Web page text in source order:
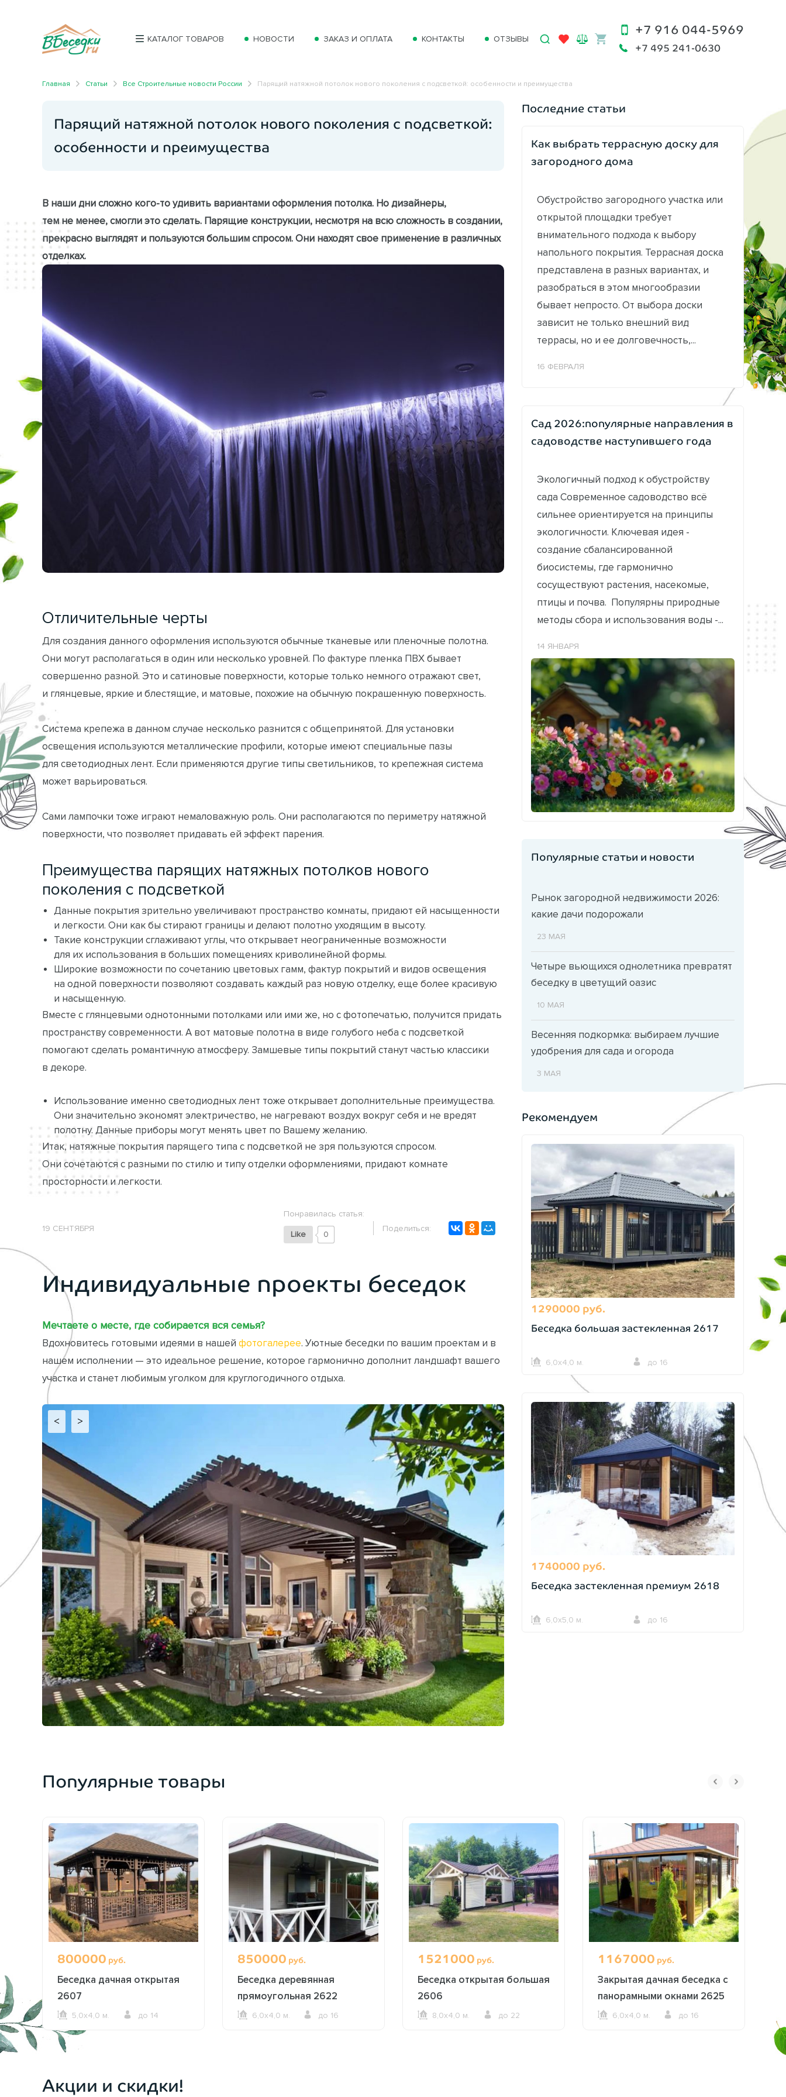
КАТАЛОГ ТОВАРОВ НОВОСТИ ЗАКАЗ И ОПЛАТА КОНТАКТЫ ОТЗЫВЫ
+7 916 044-5969
+7 495 241-0630
Главная Статьи Все Строительные новости России Парящий натяжной потолок нового поколения с подсветкой: особенности и преимущества
Парящий натяжной потолок нового поколения с подсветкой:
особенности и преимущества
В наши дни сложно кого-то удивить вариантами оформления потолка. Но дизайнеры,
тем не менее, смогли это сделать. Парящие конструкции, несмотря на всю сложность в создании,
прекрасно выглядят и пользуются большим спросом. Они находят свое применение в различных
отделках.
Отличительные черты
Для создания данного оформления используются обычные тканевые или пленочные полотна.
Они могут располагаться в один или несколько уровней. По фактуре пленка ПВХ бывает
совершенно разной. Это и сатиновые поверхности, которые только немного отражают свет,
и глянцевые, яркие и блестящие, и матовые, похожие на обычную покрашенную поверхность.
Система крепежа в данном случае несколько разнится с общепринятой. Для установки
освещения используются металлические профили, которые имеют специальные пазы
для светодиодных лент. Если применяются другие типы светильников, то крепежная система
может варьироваться.
Сами лампочки тоже играют немаловажную роль. Они располагаются по периметру натяжной
поверхности, что позволяет придавать ей эффект парения.
Преимущества парящих натяжных потолков нового
поколения с подсветкой
Данные покрытия зрительно увеличивают пространство комнаты, придают ей насыщенности
и легкости. Они как бы стирают границы и делают полотно уходящим в высоту.
Такие конструкции сглаживают углы, что открывает неограниченные возможности
для их использования в больших помещениях криволинейной формы.
Широкие возможности по сочетанию цветовых гамм, фактур покрытий и видов освещения
на одной поверхности позволяют создавать каждый раз новую отделку, еще более красивую
и насыщенную.
Вместе с глянцевыми однотонными потолками или ими же, но с фотопечатью, получится придать
пространству современности. А вот матовые полотна в виде голубого неба с подсветкой
помогают сделать романтичную атмосферу. Замшевые типы покрытий станут частью классики
в декоре.
Использование именно светодиодных лент тоже открывает дополнительные преимущества.
Они значительно экономят электричество, не нагревают воздух вокруг себя и не вредят
полотну. Данные приборы могут менять цвет по Вашему желанию.
Итак, натяжные покрытия парящего типа с подсветкой не зря пользуются спросом.
Они сочетаются с разными по стилю и типу отделки оформлениями, придают комнате
просторности и легкости.
19 СЕНТЯБРЯ
Понравилась статья:
Like 0
Поделиться:
Индивидуальные проекты беседок
Мечтаете о месте, где собирается вся семья?
Вдохновитесь готовыми идеями в нашей фотогалерее. Уютные беседки по вашим проектам и в
нашем исполнении — это идеальное решение, которое гармонично дополнит ландшафт вашего
участка и станет любимым уголком для круглогодичного отдыха.
< >
Последние статьи
Как выбрать террасную доску для
загородного дома
Обустройство загородного участка или
открытой площадки требует
внимательного подхода к выбору
напольного покрытия. Террасная доска
представлена в разных вариантах, и
разобраться в этом многообразии
бывает непросто. От выбора доски
зависит не только внешний вид
террасы, но и ее долговечность,...
16 ФЕВРАЛЯ
Сад 2026:популярные направления в
садоводстве наступившего года
Экологичный подход к обустройству
сада Современное садоводство всё
сильнее ориентируется на принципы
экологичности. Ключевая идея -
создание сбалансированной
биосистемы, где гармонично
сосуществуют растения, насекомые,
птицы и почва. Популярны природные
методы сбора и использования воды -...
14 ЯНВАРЯ
Популярные статьи и новости
Рынок загородной недвижимости 2026:
какие дачи подорожали
23 МАЯ
Четыре вьющихся однолетника превратят
беседку в цветущий оазис
10 МАЯ
Весенняя подкормка: выбираем лучшие
удобрения для сада и огорода
3 МАЯ
Рекомендуем
1290000 руб.
Беседка большая застекленная 2617
6,0х4,0 м. до 16
1740000 руб.
Беседка застекленная премиум 2618
6,0х5,0 м. до 16
Популярные товары
800000 руб.
Беседка дачная открытая
2607
5,0х4,0 м. до 14
850000 руб.
Беседка деревянная
прямоугольная 2622
6,0х4,0 м. до 16
1521000 руб.
Беседка открытая большая
2606
8,0х4,0 м. до 22
1167000 руб.
Закрытая дачная беседка с
панорамными окнами 2625
6,0х4,0 м. до 16
Акции и скидки!